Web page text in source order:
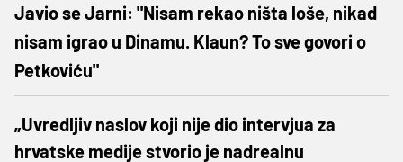
Javio se Jarni: "Nisam rekao ništa loše, nikad
nisam igrao u Dinamu. Klaun? To sve govori o
Petkoviću"
„Uvredljiv naslov koji nije dio intervjua za
hrvatske medije stvorio je nadrealnu